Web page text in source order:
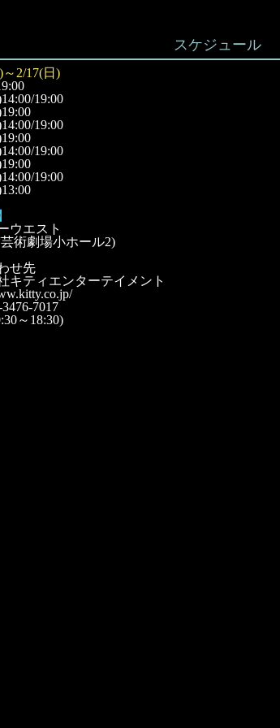
スケジュール
～2/17(日)
19:00
19:00
19:00
19:00
ウエスト
術劇場小ホール2)
せ先
キティエンターテイメント
7017
～18:30)